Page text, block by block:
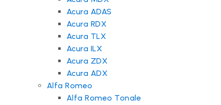
Acura ADAS
Acura RDX
Acura TLX
Acura ILX
Acura ZDX
Acura ADX
Alfa Romeo
Alfa Romeo Tonale